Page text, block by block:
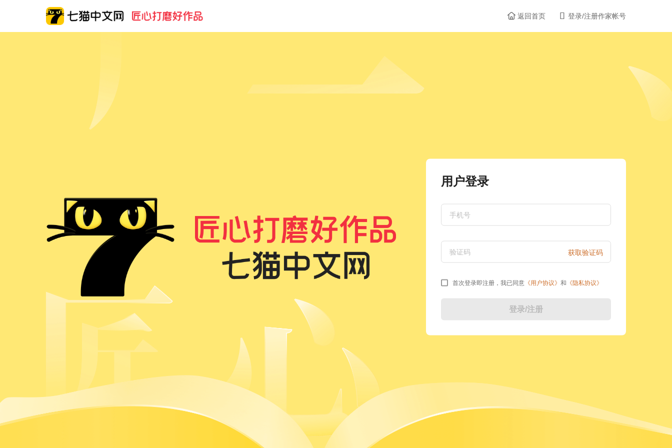
 返回首页  登录/注册作家帐号
用户登录
手机号
验证码 获取验证码
首次登录即注册，我已同意 《用户协议》 和 《隐私协议》
登录/注册